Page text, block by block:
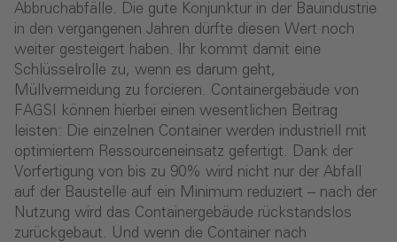
Abbruchabfälle. Die gute Konjunktur in der Bauindustrie
in den vergangenen Jahren dürfte diesen Wert noch
weiter gesteigert haben. Ihr kommt damit eine
Schlüsselrolle zu, wenn es darum geht,
Müllvermeidung zu forcieren. Containergebäude von
FAGSI können hierbei einen wesentlichen Beitrag
leisten: Die einzelnen Container werden industriell mit
optimiertem Ressourceneinsatz gefertigt. Dank der
Vorfertigung von bis zu 90% wird nicht nur der Abfall
auf der Baustelle auf ein Minimum reduziert – nach der
Nutzung wird das Containergebäude rückstandslos
zurückgebaut. Und wenn die Container nach